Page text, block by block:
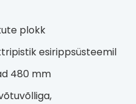
plokk
esirippsüsteemil
480 mm